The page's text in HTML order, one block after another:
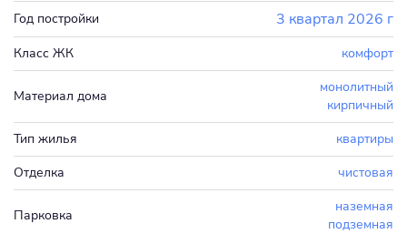
Год постройки
3 квартал 2026 г
Класс ЖК комфорт
Материал дома
монолитный
кирпичный
Тип жилья
квартиры
Отделка
чистовая
Парковка
наземная
подземная